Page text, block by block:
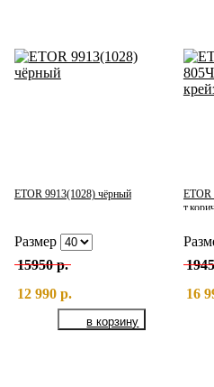
ETOR 9913(1028) чёрный
Размер
15950 р.
12 990 р.
ETOR
16